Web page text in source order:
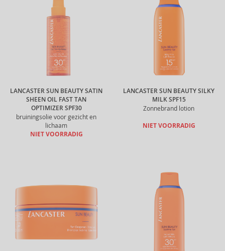
LANCASTER SUN BEAUTY SATIN
SHEEN OIL FAST TAN
OPTIMIZER SPF30
bruiningsolie voor gezicht en
lichaam
NIET VOORRADIG
LANCASTER SUN BEAUTY SILKY
MILK SPF15
Zonnebrand lotion
NIET VOORRADIG